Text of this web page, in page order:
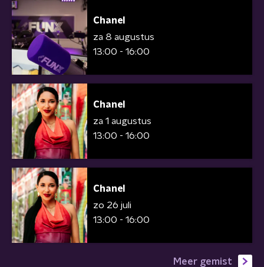
Chanel
za 8 augustus
13:00 - 16:00
Chanel
za 1 augustus
13:00 - 16:00
Chanel
zo 26 juli
13:00 - 16:00
Meer gemist